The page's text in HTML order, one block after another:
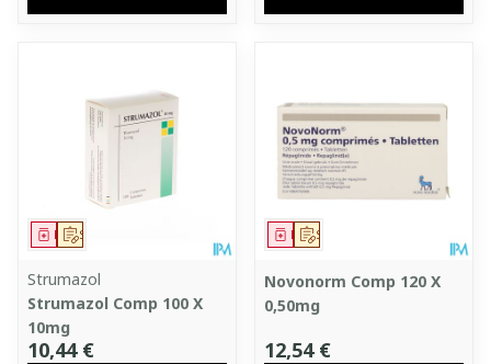
Sur prescription
Médicament
Strumazol
Strumazol Comp 100 X
10mg
10,44 €
Sur prescription
Médicament
Novonorm Comp 120 X
0,50mg
12,54 €